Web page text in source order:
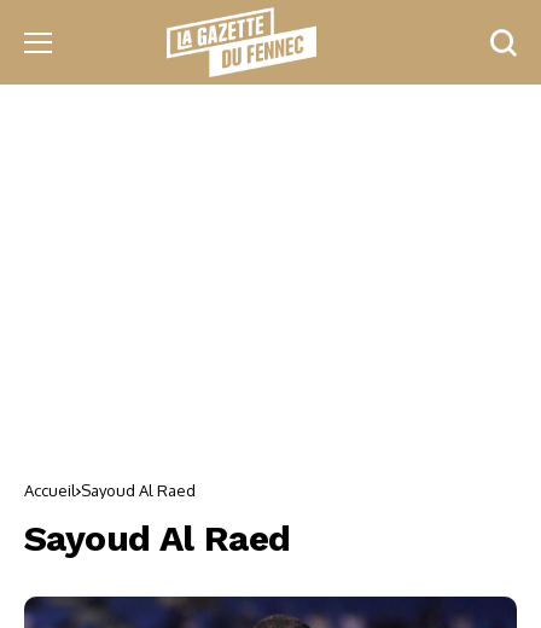
Accueil Sayoud Al Raed
Sayoud Al Raed